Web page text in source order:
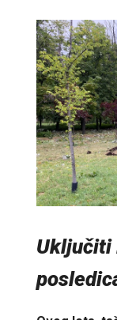
Uključiti